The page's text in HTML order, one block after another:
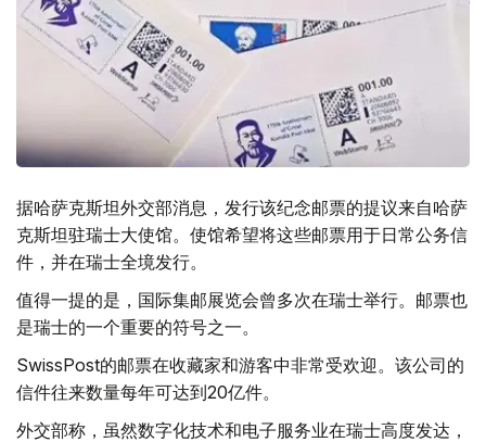
据哈萨克斯坦外交部消息，发行该纪念邮票的提议来自哈萨
克斯坦驻瑞士大使馆。使馆希望将这些邮票用于日常公务信
件，并在瑞士全境发行。
值得一提的是，国际集邮展览会曾多次在瑞士举行。邮票也
是瑞士的一个重要的符号之一。
SwissPost的邮票在收藏家和游客中非常受欢迎。该公司的
信件往来数量每年可达到20亿件。
外交部称，虽然数字化技术和电子服务业在瑞士高度发达，